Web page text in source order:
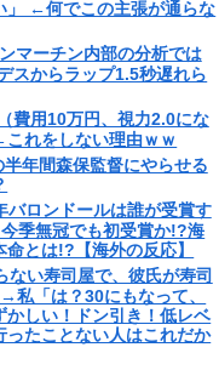
」 ←何でこの主張が通らな
マーチン内部の分析では
スからラップ1.5秒遅れら
費用10万円、視力2.0にな
れをしない理由ｗｗ
年間森保監督にやらせる
バロンドールは誰が受賞す
季無冠でも初受賞か!?海
とは!?【海外の反応】
ない寿司屋で、彼氏が寿司
私「は？30にもなって、
かしい！ドン引き！低レベ
たことない人はこれだか